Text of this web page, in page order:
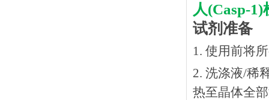
人(Casp-
试剂准备
1. 使用前将
2. 洗涤液/稀
热⾄晶体全